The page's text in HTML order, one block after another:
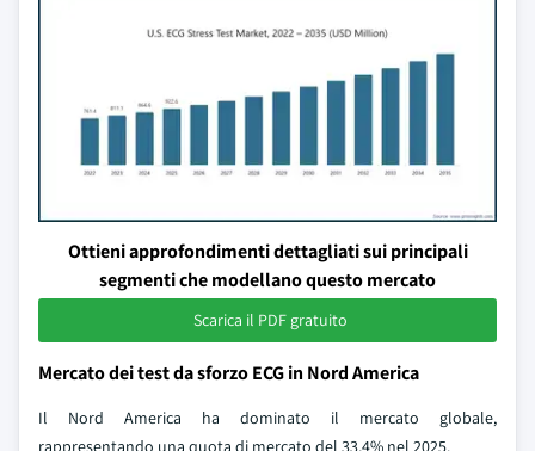
Ottieni approfondimenti dettagliati sui principali
segmenti che modellano questo mercato
Scarica il PDF gratuito
Mercato dei test da sforzo ECG in Nord America
Il Nord America ha dominato il mercato globale,
rappresentando una quota di mercato del 33,4% nel 2025.